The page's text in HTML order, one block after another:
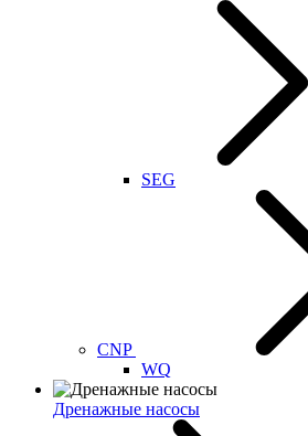
SEG
CNP
WQ
Дренажные насосы